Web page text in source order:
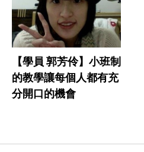
【學員 郭芳伶】小班制
的教學讓每個人都有充
分開口的機會